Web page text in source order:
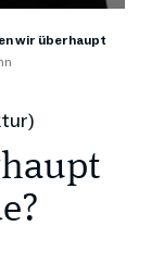
wir überhaupt